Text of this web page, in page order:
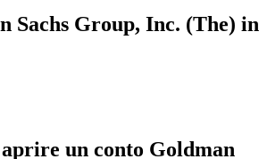
Sachs Group, Inc. (The) in
aprire un conto Goldman